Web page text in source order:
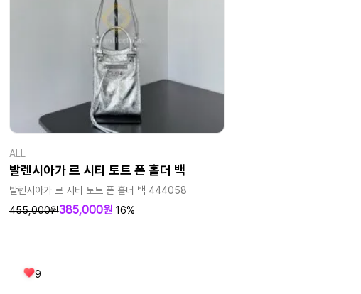
ALL
발렌시아가 르 시티 토트 폰 홀더 백
발렌시아가 르 시티 토트 폰 홀더 백 444058
455,000원385,000원 16%
9